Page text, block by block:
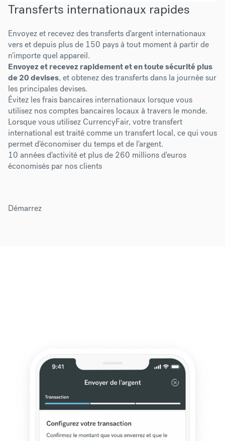
Transferts internationaux rapides
Envoyez et recevez des transferts d'argent internationaux
vers et depuis plus de 150 pays à tout moment à partir de
n'importe quel appareil.
Envoyez et recevez rapidement et en toute sécurité plus
de 20 devises, et obtenez des transferts dans la journée sur
les principales devises.
Évitez les frais bancaires internationaux lorsque vous
utilisez nos comptes bancaires locaux à travers le monde.
Lorsque vous utilisez CurrencyFair, votre transfert
international est traité comme un transfert local, ce qui vous
permet d'économiser du temps et de l'argent.
10 années d'activité et plus de 260 millions d'euros
économisés par nos clients
Démarrez